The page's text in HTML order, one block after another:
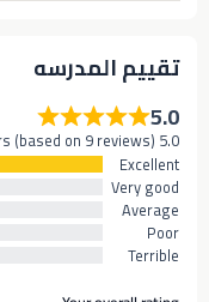
تقييم المدرسه
5.0
5.0 out of 5 stars (based on 9 reviews)
Excellent
Very good
Average
Poor
Terrible